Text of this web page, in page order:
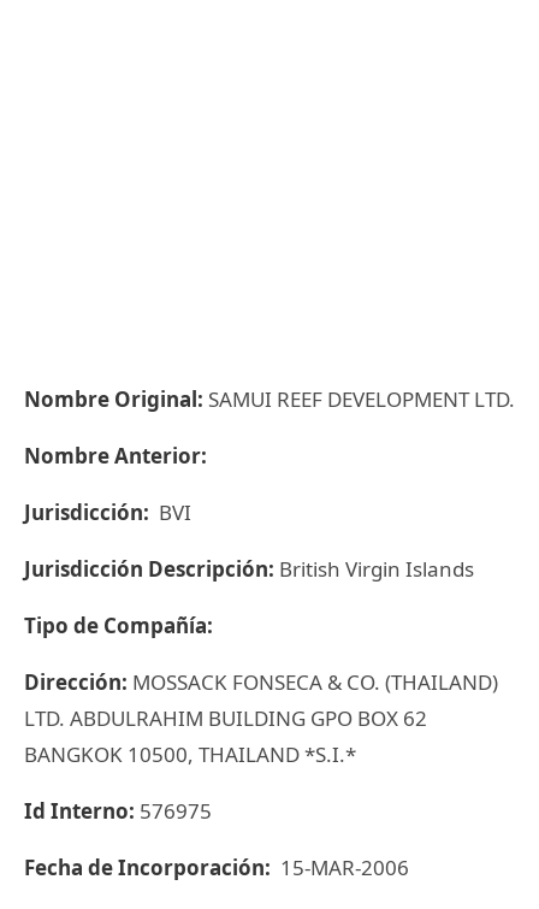
Nombre Original: SAMUI REEF DEVELOPMENT LTD.
Nombre Anterior:
Jurisdicción: BVI
Jurisdicción Descripción: British Virgin Islands
Tipo de Compañía:
Dirección: MOSSACK FONSECA & CO. (THAILAND)
LTD. ABDULRAHIM BUILDING GPO BOX 62
BANGKOK 10500, THAILAND *S.I.*
Id Interno: 576975
Fecha de Incorporación: 15-MAR-2006